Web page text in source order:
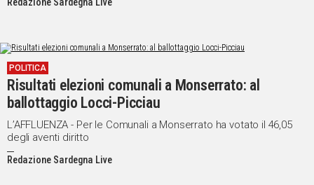
Redazione Sardegna Live
POLITICA
Risultati elezioni comunali a Monserrato: al
ballottaggio Locci-Picciau
L’AFFLUENZA - Per le Comunali a Monserrato ha votato il 46,05
degli aventi diritto
Redazione Sardegna Live